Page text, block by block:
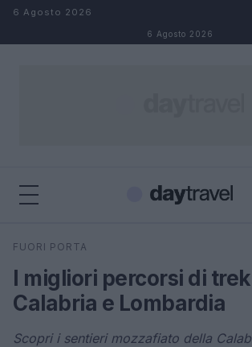
Salta al contenuto
6 Agosto 2026
6 Agosto 2026
Cerca
FUORI PORTA
I migliori percorsi di
Calabria e Lombardia
Scopri i sentieri mozzafiato della